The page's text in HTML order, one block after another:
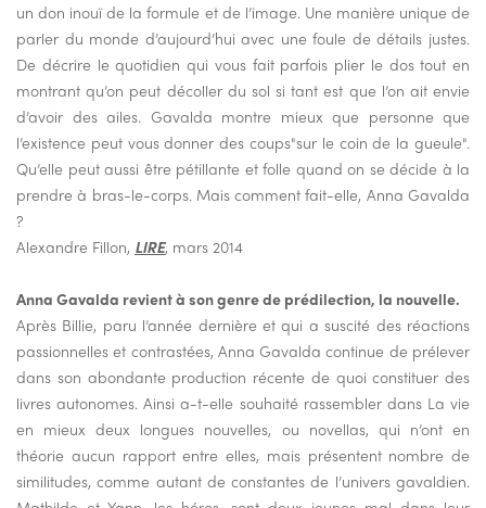
un don inouï de la formule et de l’image. Une manière unique de
parler du monde d’aujourd’hui avec une foule de détails justes.
De décrire le quotidien qui vous fait parfois plier le dos tout en
montrant qu’on peut décoller du sol si tant est que l’on ait envie
d’avoir des ailes. Gavalda montre mieux que personne que
l’existence peut vous donner des coups"sur le coin de la gueule".
Qu’elle peut aussi être pétillante et folle quand on se décide à la
prendre à bras-le-corps. Mais comment fait-elle, Anna Gavalda
?
Alexandre Fillon, LIRE, mars 2014
Anna Gavalda revient à son genre de prédilection, la nouvelle.
Après Billie, paru l’année dernière et qui a suscité des réactions
passionnelles et contrastées, Anna Gavalda continue de prélever
dans son abondante production récente de quoi constituer des
livres autonomes. Ainsi a-t-elle souhaité rassembler dans La vie
en mieux deux longues nouvelles, ou novellas, qui n’ont en
théorie aucun rapport entre elles, mais présentent nombre de
similitudes, comme autant de constantes de l’univers gavaldien.